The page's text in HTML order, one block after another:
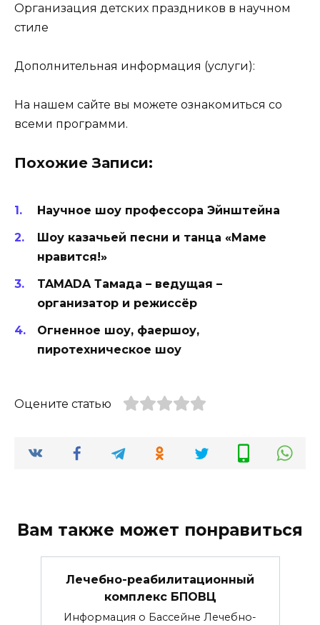
Организация детских праздников в научном
стиле
Дополнительная информация (услуги):
На нашем сайте вы можете ознакомиться со
всеми программи.
Похожие Записи:
Научное шоу профессора Эйнштейна
Шоу казачьей песни и танца «Маме
нравится!»
TAMADA Тамада – ведущая –
организатор и режиссёр
Огненное шоу, фаершоу,
пиротехническое шоу
Оцените статью
Вам также может понравиться
Лечебно-реабилитационный
комплекс БПОВЦ
Информация о Бассейне Лечебно-